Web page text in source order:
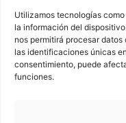
Utilizamos tecnologías
la información del
nos permitirá procesar
las identificaciones únicas
consentimiento, puede
funciones.
TEMPORADA 2003-04
TEMPORADA 2003-04